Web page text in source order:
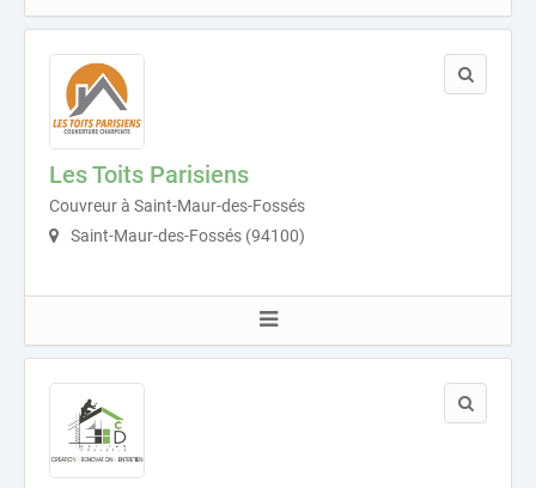
Les Toits Parisiens
Couvreur à Saint-Maur-des-Fossés
Saint-Maur-des-Fossés (94100)